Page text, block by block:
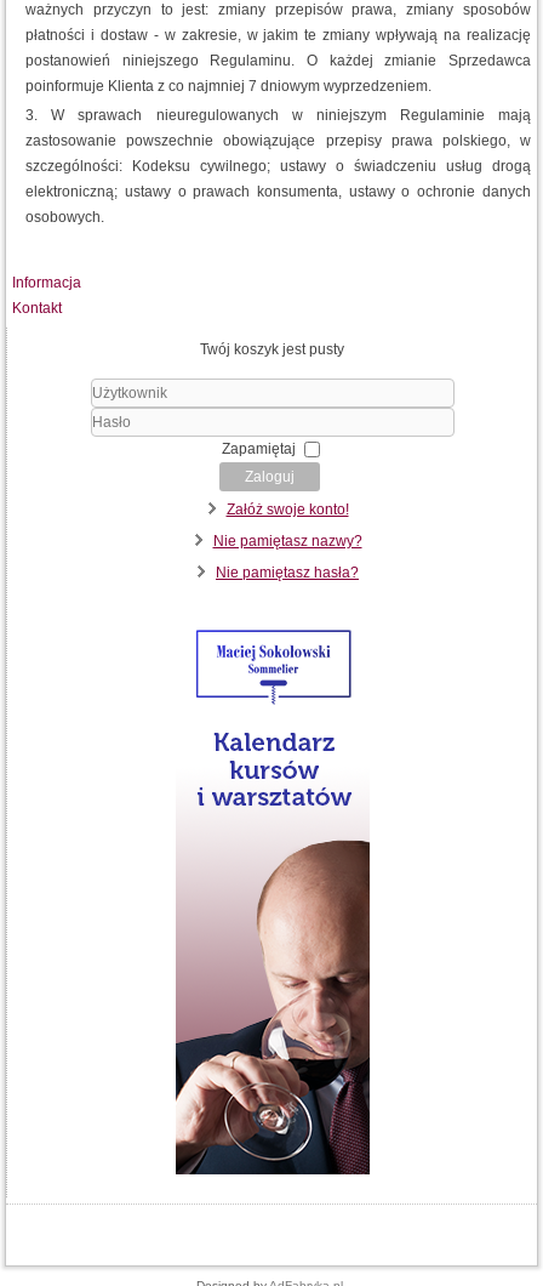
ważnych przyczyn to jest: zmiany przepisów prawa, zmiany sposobów
płatności i dostaw - w zakresie, w jakim te zmiany wpływają na realizację
postanowień niniejszego Regulaminu. O każdej zmianie Sprzedawca
poinformuje Klienta z co najmniej 7 dniowym wyprzedzeniem.
W sprawach nieuregulowanych w niniejszym Regulaminie mają
zastosowanie powszechnie obowiązujące przepisy prawa polskiego, w
szczególności: Kodeksu cywilnego; ustawy o świadczeniu usług drogą
elektroniczną; ustawy o prawach konsumenta, ustawy o ochronie danych
osobowych.
Informacja
Kontakt
Twój koszyk jest pusty
Zapamiętaj
Zaloguj
Załóż swoje konto!
Nie pamiętasz nazwy?
Nie pamiętasz hasła?